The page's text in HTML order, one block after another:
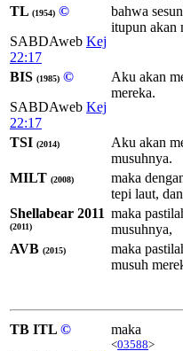
TL (1954) ©
SABDAweb Kej
22:17
bahwa
itupun akan
BIS (1985) ©
SABDAweb Kej
22:17
Aku akan
mereka.
TSI (2014)
Aku akan
musuhnya.
MILT (2008)
maka
tepi laut,
Shellabear 2011
(2011)
maka
musuhnya,
AVB (2015)
maka
musuh
TB ITL ©
maka
<03588>